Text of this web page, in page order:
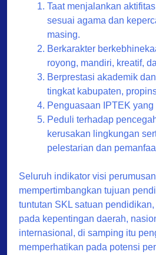
Taat menjalankan
sesuai agama dan
masing.
Berkarakter
royong, mandiri, kreatif,
Berprestasi akademik
tingkat kabupaten,
Penguasaan IPTEK
Peduli terhadap
kerusakan lingkungan
pelestarian dan
Seluruh indikator visi
mempertimbangkan tujuan
tuntutan SKL satuan
pada kepentingan daerah,
internasional, di samping itu
memperhatikan pada potensi